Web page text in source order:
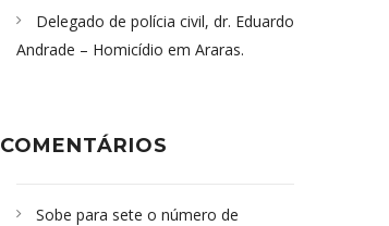
Delegado de polícia civil, dr. Eduardo
Andrade – Homicídio em Araras.
COMENTÁRIOS
Sobe para sete o número de